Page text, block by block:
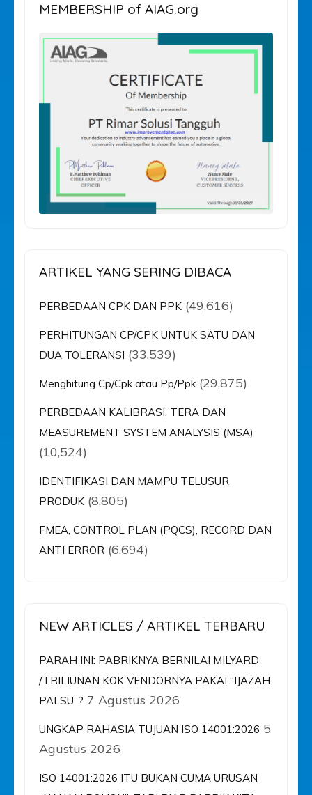
MEMBERSHIP of AIAG.org
ARTIKEL YANG SERING DIBACA
PERBEDAAN CPK DAN PPK (49,616)
PERHITUNGAN CP/CPK UNTUK SATU DAN
DUA TOLERANSI (33,539)
Menghitung Cp/Cpk atau Pp/Ppk (29,875)
PERBEDAAN KALIBRASI, TERA DAN
MEASUREMENT SYSTEM ANALYSIS (MSA)
(10,524)
IDENTIFIKASI DAN MAMPU TELUSUR
PRODUK (8,805)
FMEA, CONTROL PLAN (PQCS), RECORD DAN
ANTI ERROR (6,694)
NEW ARTICLES / ARTIKEL TERBARU
PARAH INI: PABRIKNYA BERNILAI MILYARD
/TRILIUNAN KOK VENDORNYA PAKAI “IJAZAH
PALSU”? 7 Agustus 2026
UNGKAP RAHASIA TUJUAN ISO 14001:2026 5
Agustus 2026
ISO 14001:2026 ITU BUKAN CUMA URUSAN